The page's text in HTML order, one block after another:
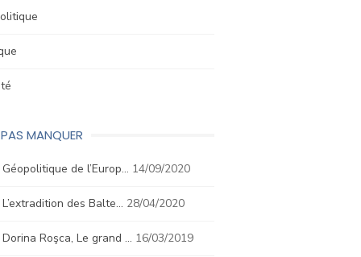
MANQUER
de l’Europ… 14/09/2020
des Balte… 28/04/2020
Dorina Roşca, Le grand … 16/03/2019